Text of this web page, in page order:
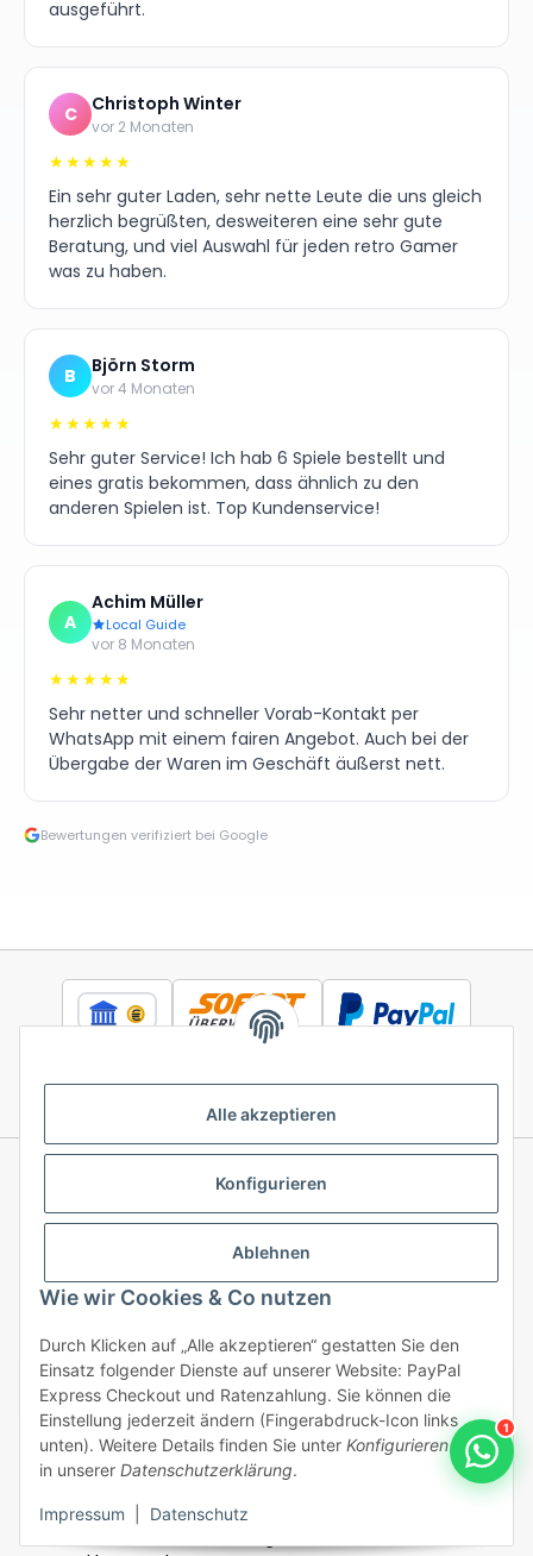
Alle akzeptieren
Konfigurieren
Ablehnen
Wie wir Cookies & Co nutzen
Durch Klicken auf „Alle akzeptieren“ gestatten Sie den
Einsatz folgender Dienste auf unserer Website: PayPal
Express Checkout und Ratenzahlung. Sie können die
Einstellung jederzeit ändern (Fingerabdruck-Icon links
unten). Weitere Details finden Sie unter Konfigurierenund
in unserer Datenschutzerklärung.
Impressum Datenschutz
1
ausgeführt.
C Christoph Winter
vor 2 Monaten
★★★★★
Ein sehr guter Laden, sehr nette Leute die uns gleich
herzlich begrüßten, desweiteren eine sehr gute
Beratung, und viel Auswahl für jeden retro Gamer
was zu haben.
B Björn Storm
vor 4 Monaten
★★★★★
Sehr guter Service! Ich hab 6 Spiele bestellt und
eines gratis bekommen, dass ähnlich zu den
anderen Spielen ist. Top Kundenservice!
A
Achim Müller
Local Guide
vor 8 Monaten
★★★★★
Sehr netter und schneller Vorab-Kontakt per
WhatsApp mit einem fairen Angebot. Auch bei der
Übergabe der Waren im Geschäft äußerst nett.
Bewertungen verifiziert bei Google
Informationen
Gesetzliche Informationen
Vertrag widerrufen
/ * Alle Preise inkl. gesetzlicher USt., inkl.